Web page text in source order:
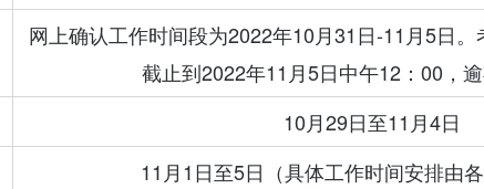
网上确认工作时间段为2022年10月31日-11月5日
截止到2022年11月5日中午12：00，逾
10月29日至11月4日
11月1日至5日（具体工作时间安排由各